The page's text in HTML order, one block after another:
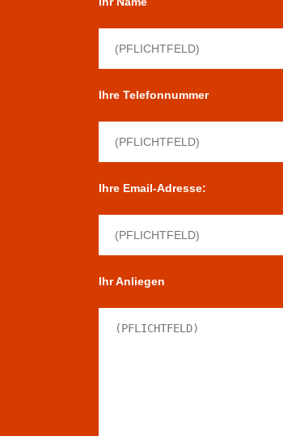
Ihre Telefonnummer
Ihre Email-Adresse:
Ihr Anliegen